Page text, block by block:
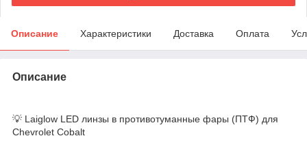
Описание Характеристики Доставка Оплата
Описание
💡 Laiglow LED линзы в противотуманные фары (ПТФ) для
Chevrolet Cobalt